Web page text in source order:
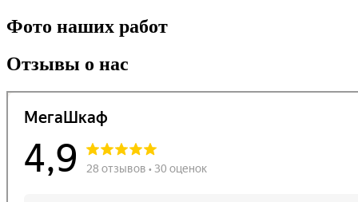
Фото наших работ
Отзывы о нас